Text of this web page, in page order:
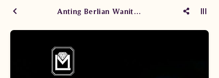
Anting Berlian Wanita ARA.E2602734B sLeD